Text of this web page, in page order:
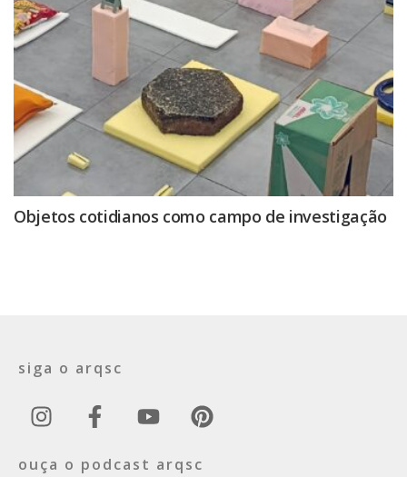
Objetos cotidianos como campo de investigação
siga o arqsc
ouça o podcast arqsc